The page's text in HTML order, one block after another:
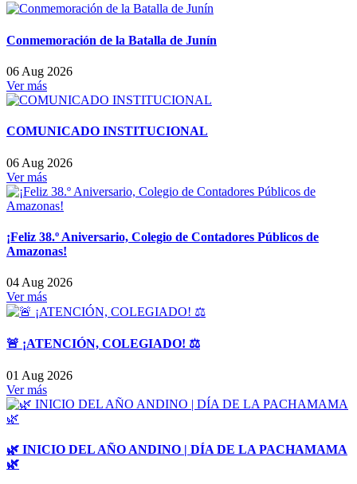
Conmemoración de la Batalla de Junín
06 Aug 2026
Ver más
COMUNICADO INSTITUCIONAL
06 Aug 2026
Ver más
¡Feliz 38.º Aniversario, Colegio de Contadores Públicos de
Amazonas!
04 Aug 2026
Ver más
🚨 ¡ATENCIÓN, COLEGIADO! ⚖️
01 Aug 2026
Ver más
🌿 INICIO DEL AÑO ANDINO | DÍA DE LA PACHAMAMA
🌿